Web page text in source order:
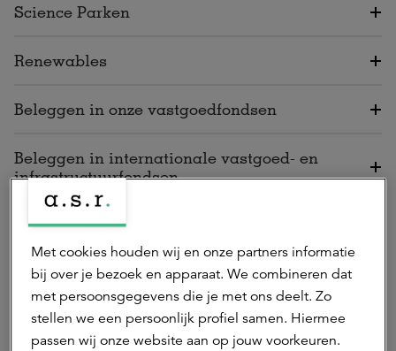
Science Parken
Renewables
Beleggen in onze vastgoedfondsen
Beleggen in internationale vastgoed- en
infrastructuurfondsen
Mediarelaties
Algemene vragen
Met cookies houden wij en onze partners informatie
bij over je bezoek en apparaat. We combineren dat
met persoonsgegevens die je met ons deelt. Zo
stellen we een persoonlijk profiel samen. Hiermee
passen wij onze website aan op jouw voorkeuren.